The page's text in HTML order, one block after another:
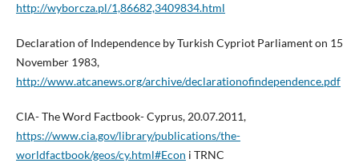
http://wyborcza.pl/1,86682,3409834.html
Declaration of Independence by Turkish Cypriot Parliament on 15
November 1983,
http://www.atcanews.org/archive/declarationofindependence.pdf
CIA- The Word Factbook- Cyprus, 20.07.2011,
https://www.cia.gov/library/publications/the-
worldfactbook/geos/cy.html#Econ i TRNC